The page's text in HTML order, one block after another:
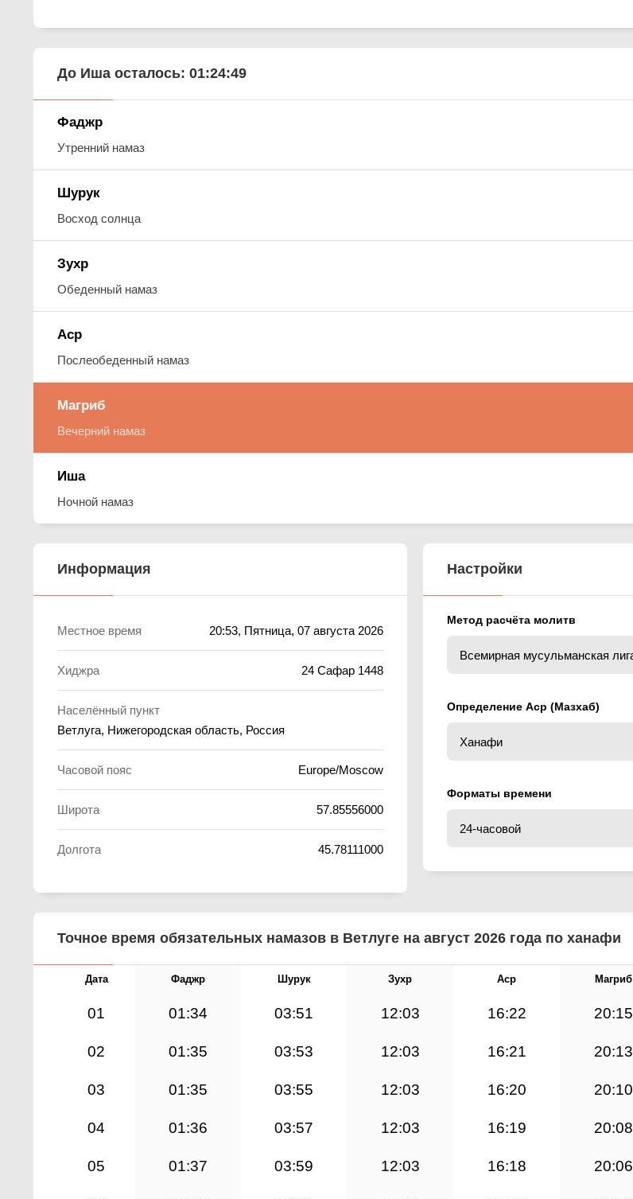
До Иша осталось: 01:24:48
Фаджр
Утренний намаз
Шурук
Восход солнца
Зухр
Обеденный намаз
Аср
Послеобеденный намаз
Магриб
Вечерний намаз
Иша
Ночной намаз
Информация
Местное время 20:53, Пятница, 07 августа 2026
Хиджра 24 Сафар 1448
Населённый пункт
Ветлуга, Нижегородская область, Россия
Часовой пояс Europe/Moscow
Широта 57.85556000
Долгота 45.78111000
Настройки
Метод расчёта молитв
Определение Аср (Мазхаб)
Форматы времени
Точное время обязательных намазов в Ветлуге на август 2026 года по ханафи
Дата Фаджр Шурук Зухр Аср Магриб
01 01:34 03:51 12:03 16:22 20:15
02 01:35 03:53 12:03 16:21 20:13
03 01:35 03:55 12:03 16:20 20:10
04 01:36 03:57 12:03 16:19 20:08
05 01:37 03:59 12:03 16:18 20:06